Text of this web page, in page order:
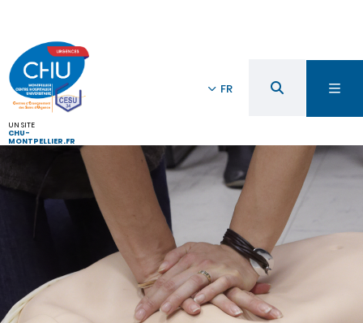
UN SITE
CHU-
MONTPELLIER.FR
FR